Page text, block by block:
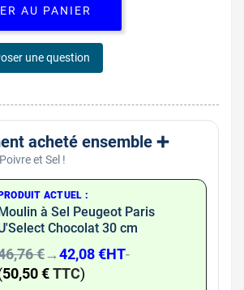
AU PANIER
une question
acheté ensemble ➕​
et Sel !
PRODUIT ACTUEL :
Moulin à Sel Peugeot Paris
Chocolat 30 cm
€→42,08 €HT-
50,50 €TTC)